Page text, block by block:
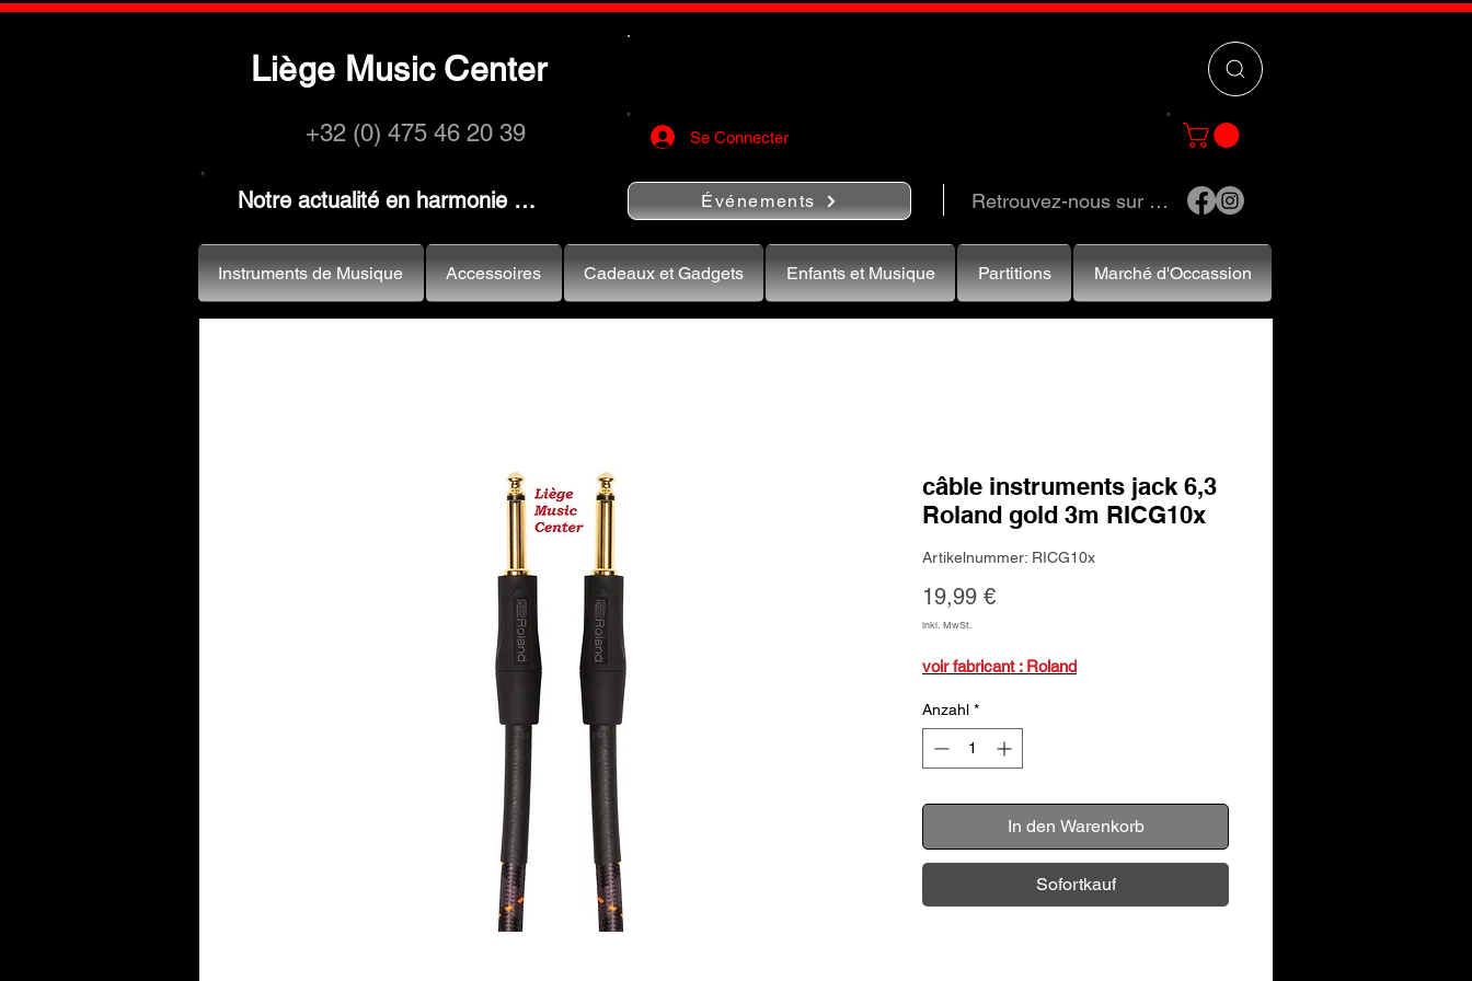
Liège Music Center
+32 (0) 475 46 20 39 Se Connecter
Notre actualité en harmonie … Événements Retrouvez-nous sur …
câble instruments jack 6,3
Roland gold 3m RICG10x
Artikelnummer: RICG10x
19,99 €Preis
inkl. MwSt.
voir fabricant : Roland
Anzahl *
In den Warenkorb
Sofortkauf
Instruments de Musique Accessoires Cadeaux et Gadgets Enfants et Musique Partitions Marché d'Occassion